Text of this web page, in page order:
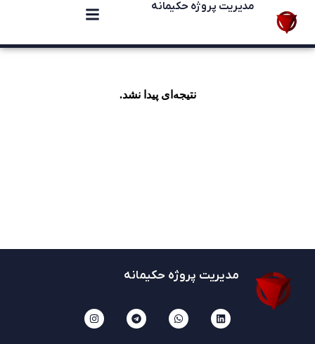
مدیریت پروژه حکیمانه
نتیجه‌ای پیدا نشد.
مدیریت پروژه حکیمانه